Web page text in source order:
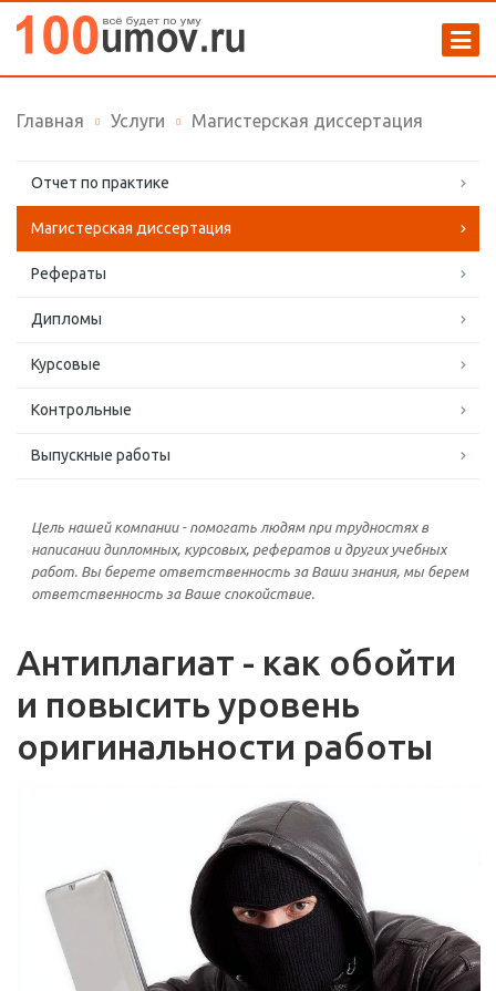
Главная Услуги Магистерская диссертация
Отчет по практике
Магистерская диссертация
Рефераты
Дипломы
Курсовые
Контрольные
Выпускные работы
Цель нашей компании - помогать людям при трудностях в
написании дипломных, курсовых, рефератов и других учебных
работ. Вы берете ответственность за Ваши знания, мы берем
ответственность за Ваше спокойствие.
Антиплагиат - как обойти
и повысить уровень
оригинальности работы